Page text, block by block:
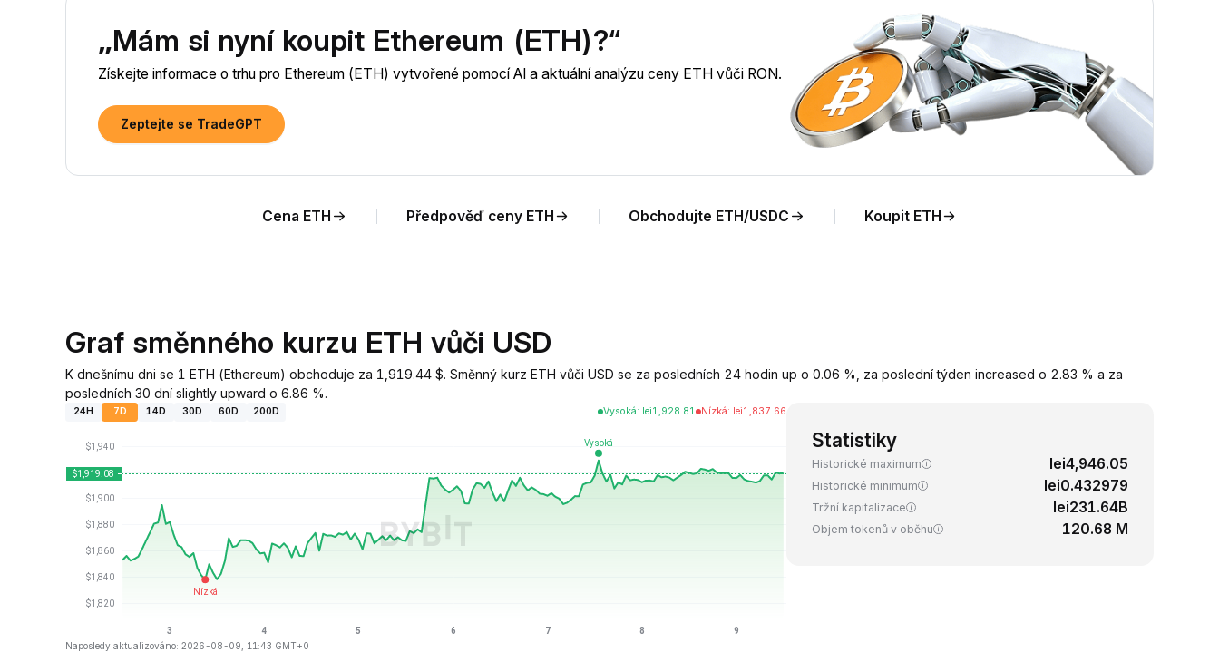
„Mám si nyní koupit Ethereum (ETH)?“
Získejte informace o trhu pro Ethereum (ETH) vytvořené pomocí AI a aktuální analýzu ceny ETH vůči RON.
Zeptejte se TradeGPT
Cena ETH Předpověď ceny ETH Obchodujte ETH/USDC Koupit ETH
Graf směnného kurzu ETH vůči USD
K dnešnímu dni se 1 ETH (Ethereum) obchoduje za 1,919.44 $. Směnný kurz ETH vůči USD se za posledních 24 hodin up o 0.06 %, za poslední týden increased o 2.83 % a za
posledních 30 dní slightly upward o 6.86 %.
24H 7D 14D 30D 60D 200D Vysoká: lei1,928.81 Nízká: lei1,837.66
Naposledy aktualizováno: 2026-08-09, 11:43 GMT+0
Statistiky
Historické maximum lei4,946.05
Historické minimum lei0.432979
Tržní kapitalizace lei231.64B
Objem tokenů v oběhu 120.68 M